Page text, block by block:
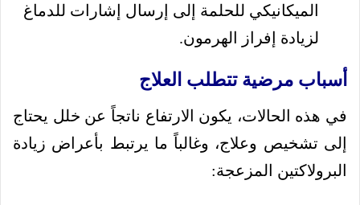
الميكانيكي للحلمة إلى إرسال إشارات للدماغ
لزيادة إفراز الهرمون.
أسباب مرضية تتطلب العلاج
في هذه الحالات، يكون الارتفاع ناتجاً عن خلل يحتاج
إلى تشخيص وعلاج، وغالباً ما يرتبط بأعراض زيادة
البرولاكتين المزعجة: